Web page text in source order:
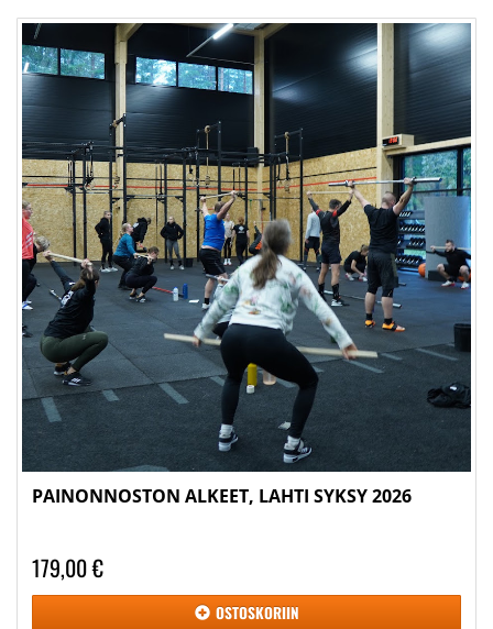
PAINONNOSTON ALKEET, LAHTI SYKSY 2026
179,00 €
OSTOSKORIIN